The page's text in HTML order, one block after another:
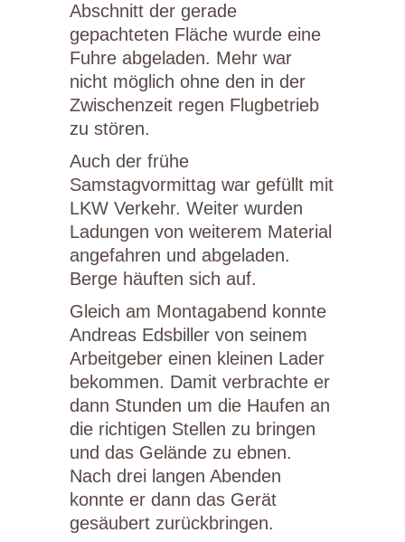
Abschnitt der gerade
gepachteten Fläche wurde eine
Fuhre abgeladen. Mehr war
nicht möglich ohne den in der
Zwischenzeit regen Flugbetrieb
zu stören.
Auch der frühe
Samstagvormittag war gefüllt mit
LKW Verkehr. Weiter wurden
Ladungen von weiterem Material
angefahren und abgeladen.
Berge häuften sich auf.
Gleich am Montagabend konnte
Andreas Edsbiller von seinem
Arbeitgeber einen kleinen Lader
bekommen. Damit verbrachte er
dann Stunden um die Haufen an
die richtigen Stellen zu bringen
und das Gelände zu ebnen.
Nach drei langen Abenden
konnte er dann das Gerät
gesäubert zurückbringen.